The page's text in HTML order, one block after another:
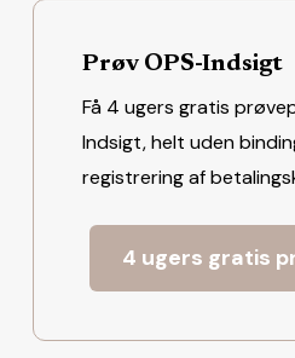
Prøv OPS-Indsigt
Få 4 ugers gratis
Indsigt, helt uden
registrering af
4 ugers gratis